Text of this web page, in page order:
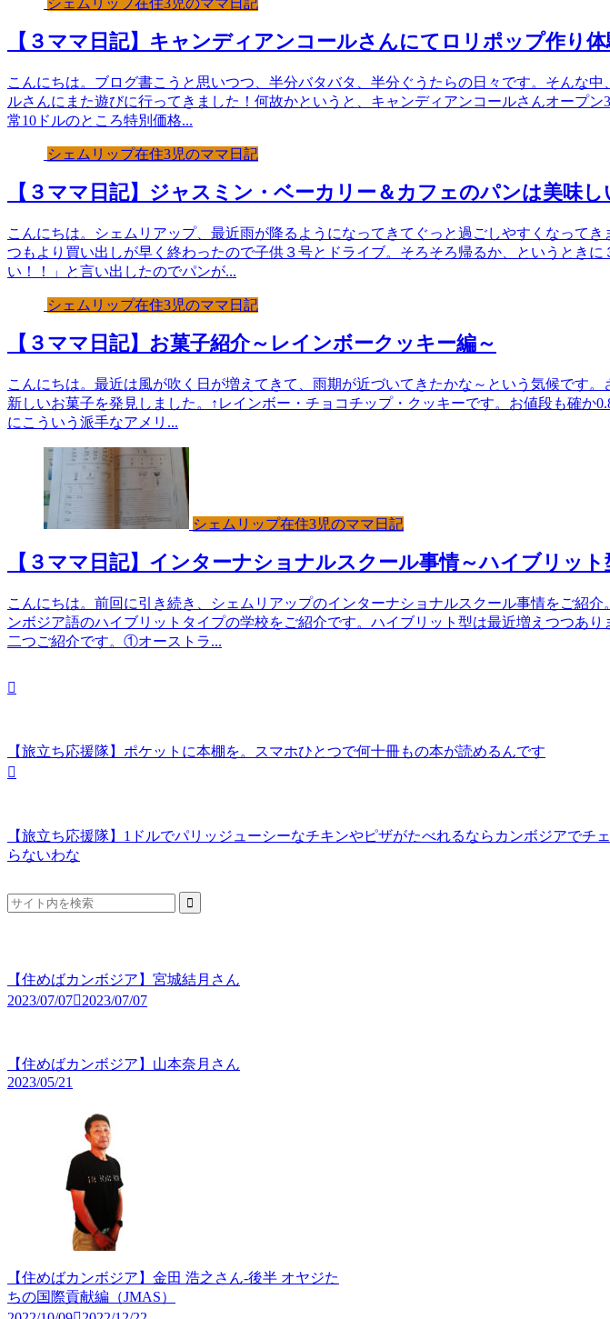
【３ママ日記】キャンディアンコールさんにてロリポップ作り体
こんにちは。ブログ書こうと思いつつ、半分バタバタ、半分ぐうたらの日々です。そんな中
ルさんにまた遊びに行ってきました！何故かというと、キャンディアンコールさんオープン
常10ドルのところ特別価格...
シェムリップ在住3児のママ日記
【３ママ日記】ジャスミン・ベーカリー＆カフェのパンは美味し
こんにちは。シェムリアップ、最近雨が降るようになってきてぐっと過ごしやすくなってき
つもより買い出しが早く終わったので子供３号とドライブ。そろそろ帰るか、というときに
い！！」と言い出したのでパンが...
シェムリップ在住3児のママ日記
【３ママ日記】お菓子紹介～レインボークッキー編～
こんにちは。最近は風が吹く日が増えてきて、雨期が近づいてきたかな～という気候です。
新しいお菓子を発見しました。↑レインボー・チョコチップ・クッキーです。お値段も確か
にこういう派手なアメリ...
シェムリップ在住3児のママ日記
【３ママ日記】インターナショナルスクール事情～ハイブリット
こんにちは。前回に引き続き、シェムリアップのインターナショナルスクール事情をご紹介
ンボジア語のハイブリットタイプの学校をご紹介です。ハイブリット型は最近増えつつあり
二つご紹介です。①オーストラ...
【旅立ち応援隊】ポケットに本棚を。スマホひとつで何十冊もの本が読めるんです
【旅立ち応援隊】1ドルでパリッジューシーなチキンやピザがたべれるならカンボジアでチ
らないわな
【住めばカンボジア】宮城結月さん
2023/07/07
2023/07/07
【住めばカンボジア】山本奈月さん
2023/05/21
【住めばカンボジア】金田 浩之さん-後半 オヤジた
ちの国際貢献編（JMAS）